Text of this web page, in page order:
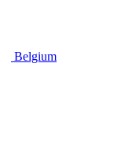
Belgium